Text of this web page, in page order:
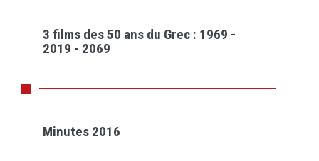
3 films des 50 ans du Grec : 1969 -
2019 - 2069
Minutes 2016